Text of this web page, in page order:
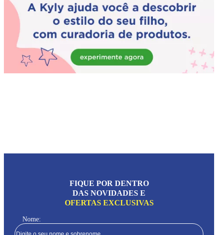
FIQUE POR DENTRO
DAS NOVIDADES E
OFERTAS EXCLUSIVAS
Nome: